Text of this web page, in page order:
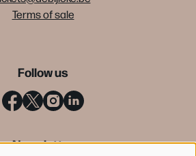
Terms of sale
Follow us
Newsletter